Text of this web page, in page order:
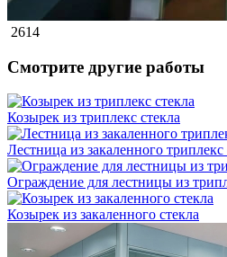
2614
Смотрите другие работы
Козырек из триплекс стекла
Лестница из закаленного триплекс
Ограждение для лестницы из
Козырек из закаленного стекла